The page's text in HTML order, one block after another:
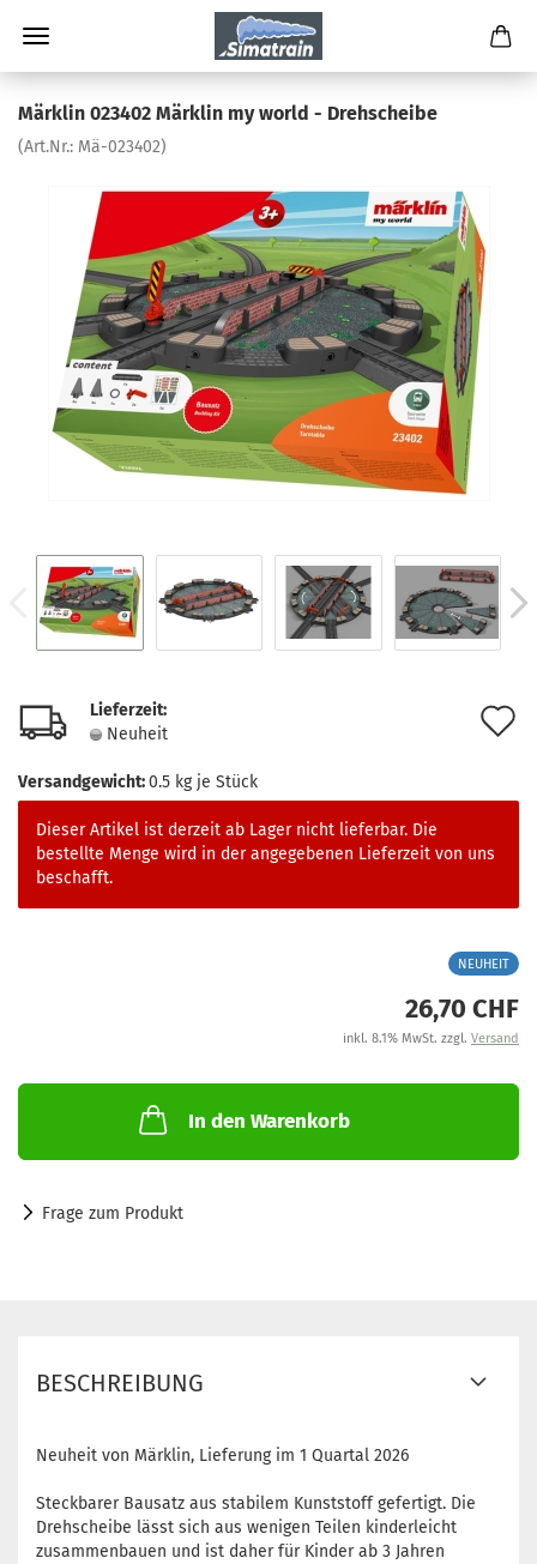
Märklin 023402 Märklin my world - Drehscheibe
(Art.Nr.: Mä-023402)
Lieferzeit:
Neuheit
Versandgewicht:0.5 kg je Stück
Dieser Artikel ist derzeit ab Lager nicht lieferbar. Die
bestellte Menge wird in der angegebenen Lieferzeit von uns
beschafft.
NEUHEIT
26,70 CHF
inkl. 8.1% MwSt. zzgl. Versand
In den Warenkorb
Frage zum Produkt
BESCHREIBUNG
Neuheit von Märklin, Lieferung im 1 Quartal 2026
Steckbarer Bausatz aus stabilem Kunststoff gefertigt. Die
Drehscheibe lässt sich aus wenigen Teilen kinderleicht
zusammenbauen und ist daher für Kinder ab 3 Jahren